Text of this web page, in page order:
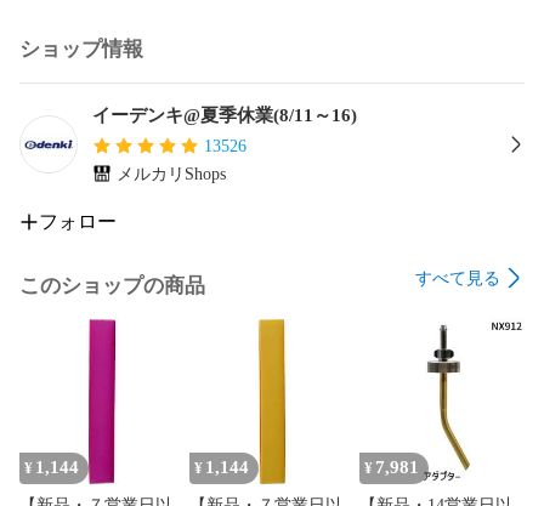
ショップ情報
イーデンキ@夏季休業(8/11～16)
13526
メルカリShops
フォロー
このショップの商品 すべて見る
¥ 1,144 ¥ 1,144 ¥ 7,981